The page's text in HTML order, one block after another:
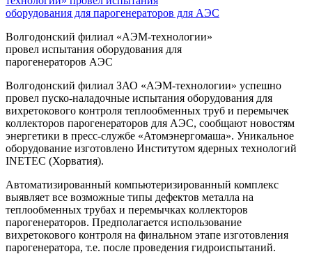
Волгодонский филиал «АЭМ-технологии»
провел испытания оборудования для
парогенераторов АЭС
Волгодонский филиал ЗАО «АЭМ-технологии» успешно
провел пуско-наладочные испытания оборудования для
вихретокового контроля теплообменных труб и перемычек
коллекторов парогенераторов для АЭС, сообщают новостям
энергетики в пресс-службе «Атомэнергомаша». Уникальное
оборудование изготовлено Институтом ядерных технологий
INETEC (Хорватия).
Автоматизированный компьютеризированный комплекс
выявляет все возможные типы дефектов металла на
теплообменных трубах и перемычках коллекторов
парогенераторов. Предполагается использование
вихретокового контроля на финальном этапе изготовления
парогенератора, т.е. после проведения гидроиспытаний.